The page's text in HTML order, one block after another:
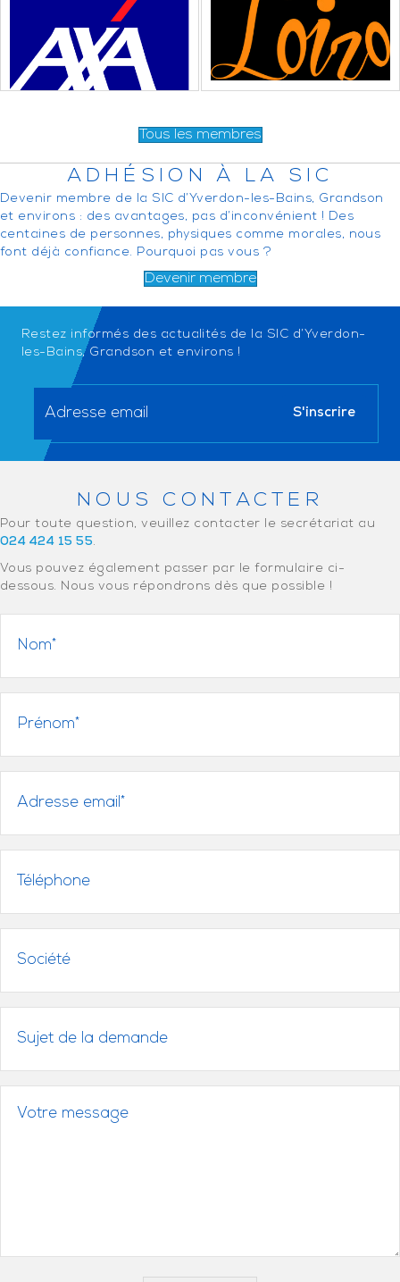
Tous les membres
ADHÉSION À LA SIC
Devenir membre de la SIC d’Yverdon-les-Bains, Grandson
et environs : des avantages, pas d’inconvénient ! Des
centaines de personnes, physiques comme morales, nous
font déjà confiance. Pourquoi pas vous ?
Devenir membre
Restez informés des actualités de la SIC d’Yverdon-
les-Bains, Grandson et environs !
NOUS CONTACTER
Pour toute question, veuillez contacter le secrétariat au
024 424 15 55.
Vous pouvez également passer par le formulaire ci-
dessous. Nous vous répondrons dès que possible !